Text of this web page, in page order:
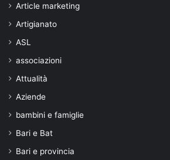
Article marketing
Artigianato
ASL
associazioni
Attualità
Aziende
bambini e famiglie
Bari e Bat
Bari e provincia